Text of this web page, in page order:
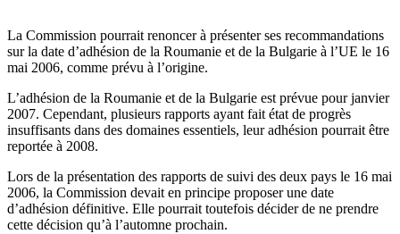
La Commission pourrait renoncer à présenter ses recommandations
sur la date d’adhésion de la Roumanie et de la Bulgarie à l’UE le 16
mai 2006, comme prévu à l’origine.
L’adhésion de la Roumanie et de la Bulgarie est prévue pour janvier
2007. Cependant, plusieurs rapports ayant fait état de progrès
insuffisants dans des domaines essentiels, leur adhésion pourrait être
reportée à 2008.
Lors de la présentation des rapports de suivi des deux pays le 16 mai
2006, la Commission devait en principe proposer une date
d’adhésion définitive. Elle pourrait toutefois décider de ne prendre
cette décision qu’à l’automne prochain.